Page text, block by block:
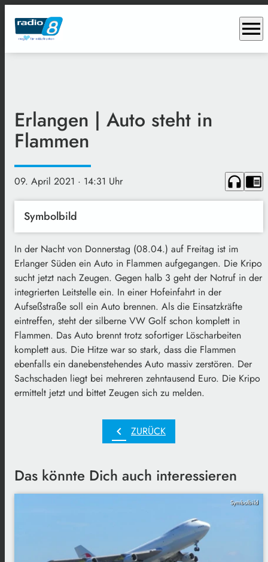
menu
Erlangen | Auto steht in
Flammen
09. April 2021 · 14:31 Uhr headphones chrome_reader_mode
Symbolbild
In der Nacht von Donnerstag (08.04.) auf Freitag ist im
Erlanger Süden ein Auto in Flammen aufgegangen. Die Kripo
sucht jetzt nach Zeugen. Gegen halb 3 geht der Notruf in der
integrierten Leitstelle ein. In einer Hofeinfahrt in der
Aufseßstraße soll ein Auto brennen. Als die Einsatzkräfte
eintreffen, steht der silberne VW Golf schon komplett in
Flammen. Das Auto brennt trotz sofortiger Löscharbeiten
komplett aus. Die Hitze war so stark, dass die Flammen
ebenfalls ein danebenstehendes Auto massiv zerstören. Der
Sachschaden liegt bei mehreren zehntausend Euro. Die Kripo
ermittelt jetzt und bittet Zeugen sich zu melden.
chevron_left ZURÜCK
Das könnte Dich auch interessieren
Symbolbild